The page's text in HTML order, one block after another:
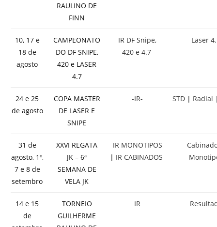
RAULINO DE
FINN
10, 17 e
18 de
agosto
CAMPEONATO
DO DF SNIPE,
420 e LASER
4.7
IR DF Snipe,
420 e 4.7
Laser
24 e 25
de agosto
COPA MASTER
DE LASER E
SNIPE
-IR- STD | Radial
31 de
agosto, 1º,
7 e 8 de
setembro
XXVI REGATA
JK – 6ª
SEMANA DE
VELA JK
IR MONOTIPOS
| IR CABINADOS
14 e 15
de
TORNEIO
GUILHERME
IR